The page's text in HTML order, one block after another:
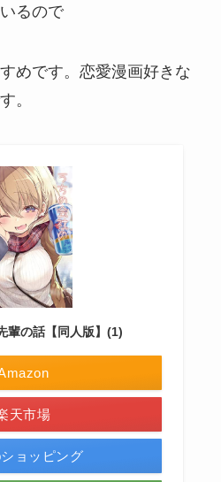
るので
めです。恋愛漫画好きな
。
輩の話【同人版】(1)
天市場
ョッピング